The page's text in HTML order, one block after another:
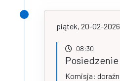
piątek, 20-02-2026
08:30
Komisja: